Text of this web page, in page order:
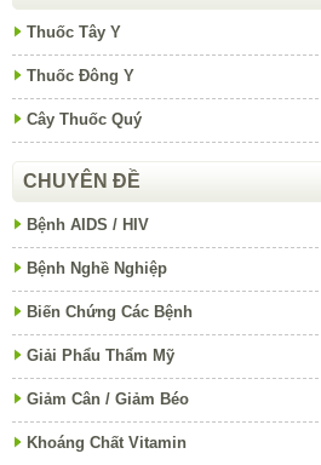
Thuốc Tây Y
Thuốc Đông Y
Cây Thuốc Quý
CHUYÊN ĐỀ
Bệnh AIDS / HIV
Bệnh Nghề Nghiệp
Biến Chứng Các Bệnh
Giải Phẩu Thẩm Mỹ
Giảm Cân / Giảm Béo
Khoáng Chất Vitamin